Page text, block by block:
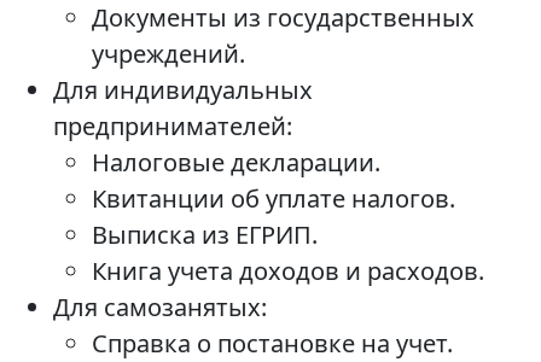
Документы из государственных
учреждений.
Для индивидуальных
предпринимателей:
Налоговые декларации.
Квитанции об уплате налогов.
Выписка из ЕГРИП.
Книга учета доходов и расходов.
Для самозанятых:
Справка о постановке на учет.